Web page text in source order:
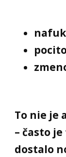
To nie je
– často
dostalo